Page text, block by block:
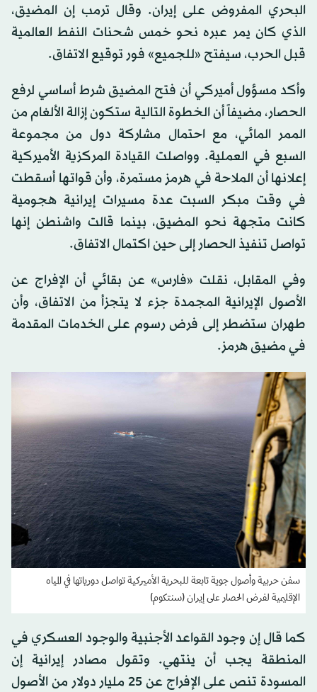
البحري المفروض على إيران. وقال ترمب إن المضيق،
الذي كان يمر عبره نحو خمس شحنات النفط العالمية
قبل الحرب، سيفتح «للجميع» فور توقيع الاتفاق.
وأكد مسؤول أميركي أن فتح المضيق شرط أساسي لرفع
الحصار، مضيفاً أن الخطوة التالية ستكون إزالة الألغام من
الممر المائي، مع احتمال مشاركة دول من مجموعة
السبع في العملية. وواصلت القيادة المركزية الأميركية
إعلانها أن الملاحة في هرمز مستمرة، وأن قواتها أسقطت
في وقت مبكر السبت عدة مسيرات إيرانية هجومية
كانت متجهة نحو المضيق، بينما قالت واشنطن إنها
تواصل تنفيذ الحصار إلى حين اكتمال الاتفاق.
وفي المقابل، نقلت «فارس» عن بقائي أن الإفراج عن
الأصول الإيرانية المجمدة جزء لا يتجزأ من الاتفاق، وأن
طهران ستضطر إلى فرض رسوم على الخدمات المقدمة
في مضيق هرمز.
سفن حربية وأصول جوية تابعة للبحرية الأميركية تواصل دورياتها في المياه
الإقليمية لفرض الحصار على إيران (سنتكوم)
كما قال إن وجود القواعد الأجنبية والوجود العسكري في
المنطقة يجب أن ينتهي. وتقول مصادر إيرانية إن
المسودة تنص على الإفراج عن 25 مليار دولار من الأصول